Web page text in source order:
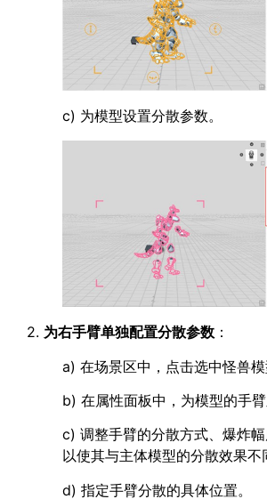
c) 为模型设置分散参数。
2. 为右手臂单独配置分散参数 ：
a) 在场景区中，点击选中怪兽模
b) 在属性面板中，为模型的手臂
c) 调整手臂的分散方式、爆炸幅
以使其与主体模型的分散效果不
d) 指定手臂分散的具体位置。